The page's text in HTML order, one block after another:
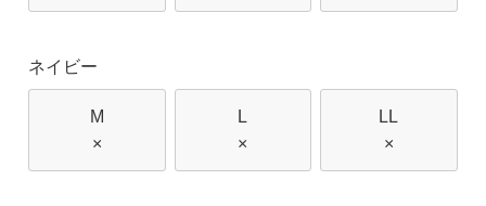
ネイビー
M
×
L
×
LL
×